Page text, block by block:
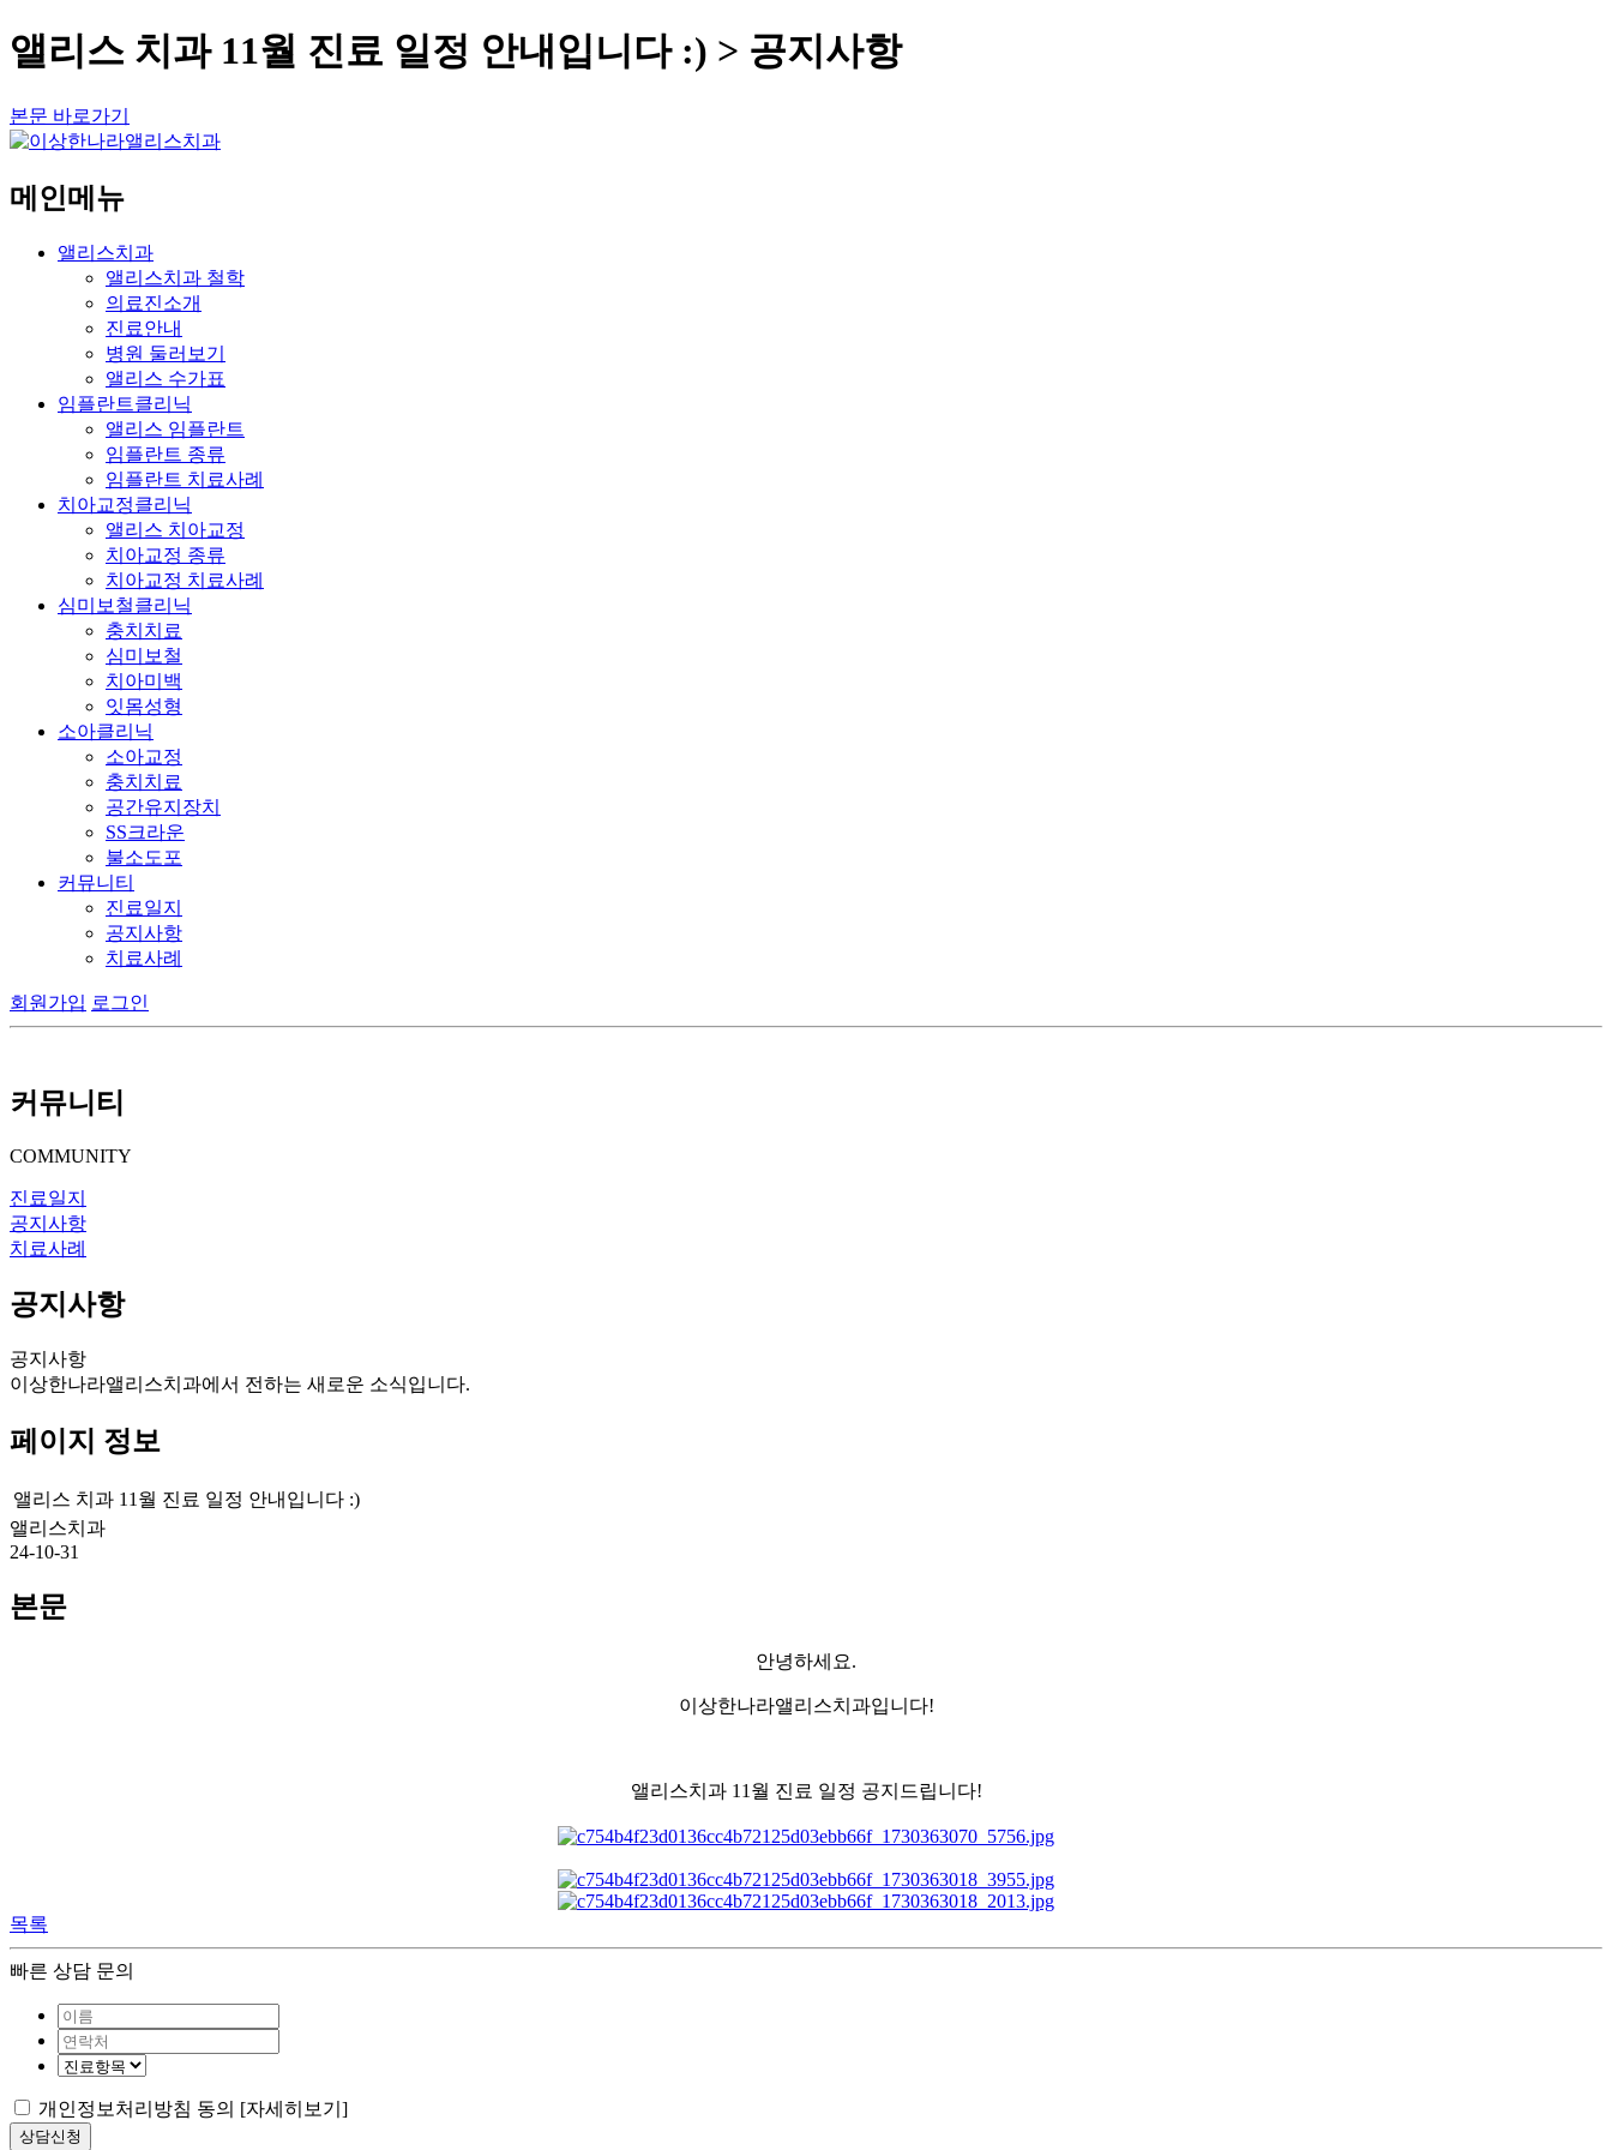
앨리스 치과 11월 진료 일정 안내입니다 :) > 공지사항
본문 바로가기
메인메뉴
앨리스치과
앨리스치과 철학
의료진소개
진료안내
병원 둘러보기
앨리스 수가표
임플란트클리닉
앨리스 임플란트
임플란트 종류
임플란트 치료사례
치아교정클리닉
앨리스 치아교정
치아교정 종류
치아교정 치료사례
심미보철클리닉
충치치료
심미보철
치아미백
잇몸성형
소아클리닉
소아교정
충치치료
공간유지장치
SS크라운
불소도포
커뮤니티
진료일지
공지사항
치료사례
회원가입 로그인
커뮤니티
COMMUNITY
진료일지
공지사항
치료사례
공지사항
공지사항
이상한나라앨리스치과에서 전하는 새로운 소식입니다.
페이지 정보
앨리스 치과 11월 진료 일정 안내입니다 :)
앨리스치과
24-10-31
본문
안녕하세요.
이상한나라앨리스치과입니다!
앨리스치과 11월 진료 일정 공지드립니다!
목록
빠른 상담 문의
개인정보처리방침 동의 [자세히보기]
상담신청